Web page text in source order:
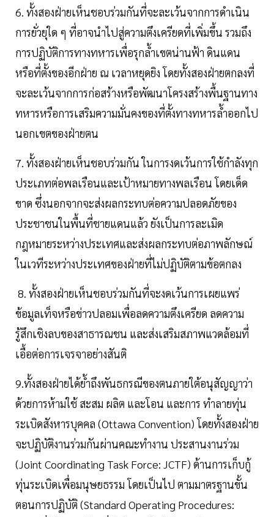
6. ทั้งสองฝ่ายเห็นชอบร่วมกันที่จะละเว้นจากการดำเนิน
การยั่วยุใด ๆ ที่อาจนำไปสู่ความตึงเครียดที่เพิ่มขึ้น รวมถึง
การปฏิบัติการทางทหารเพื่อรุกล้ำเขตน่านฟ้า ดินแดน
หรือที่ตั้งของอีกฝ่าย ณ เวลาหยุดยิง โดยทั้งสองฝ่ายตกลงที่
จะละเว้นจากการก่อสร้างหรือพัฒนาโครงสร้างพื้นฐานทาง
ทหารหรือการเสริมความมั่นคงของที่ตั้งทางทหารล้ำออกไป
นอกเขตของฝ่ายตน
7. ทั้งสองฝ่ายเห็นชอบร่วมกัน ในการงดเว้นการใช้กำลังทุก
ประเภทต่อพลเรือนและเป้าหมายทางพลเรือน โดยเด็ด
ขาด ซึ่งนอกจากจะส่งผลกระทบต่อความปลอดภัยของ
ประชาชนในพื้นที่ชายแดนแล้ว ยังเป็นการละเมิด
กฎหมายระหว่างประเทศและส่งผลกระทบต่อภาพลักษณ์
ในเวทีระหว่างประเทศของฝ่ายที่ไม่ปฏิบัติตามข้อตกลง
8. ทั้งสองฝ่ายเห็นชอบร่วมกันที่จะงดเว้นการเผยแพร่
ข้อมูลเท็จหรือข่าวปลอมเพื่อลดความตึงเครียด ลดความ
รู้สึกเชิงลบของสาธารณชน และส่งเสริมสภาพแวดล้อมที่
เอื้อต่อการเจรจาอย่างสันติ
9.ทั้งสองฝ่ายได้ย้ำถึงพันธกรณีของตนภายใต้อนุสัญญาว่า
ด้วยการห้ามใช้ สะสม ผลิต และโอน และการ ทำลายทุ่น
ระเบิดสังหารบุคคล (Ottawa Convention) โดยทั้งสองฝ่าย
จะปฏิบัติงานร่วมกันผ่านคณะทำงาน ประสานงานร่วม
(Joint Coordinating Task Force: JCTF) ด้านการเก็บกู้
ทุ่นระเบิดเพื่อมนุษยธรรม โดยเป็นไป ตามมาตรฐานขั้น
ตอนการปฏิบัติ (Standard Operating Procedures: